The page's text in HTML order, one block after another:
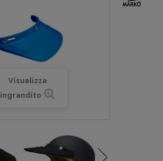
Visualizza
ingrandito